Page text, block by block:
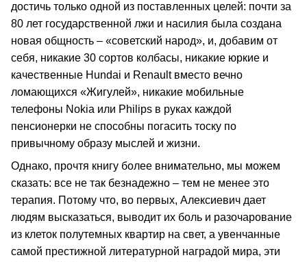
достичь только одной из поставленных целей: почти за
80 лет государственной лжи и насилия была создана
новая общность – «советский народ», и, добавим от
себя, никакие 30 сортов колбасы, никакие юркие и
качественные Hundai и Renault вместо вечно
ломающихся «Жигулей», никакие мобильные
телефоны Nokia или Philips в руках каждой
пенсионерки не способны погасить тоску по
привычному образу мыслей и жизни.
Однако, прочтя книгу более внимательно, мы можем
сказать: все не так безнадежно – тем не менее это
терапия. Потому что, во первых, Алексиевич дает
людям высказаться, выводит их боль и разочарование
из клеток полутемных квартир на свет, а увенчанные
самой престижной литературной наградой мира, эти